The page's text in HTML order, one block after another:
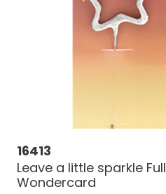
16413
Leave a little sparkle
Wondercard